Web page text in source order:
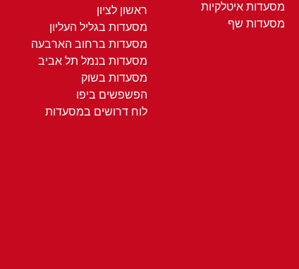
מסעדות איטלקיות
מסעדות שף
ראשון לציון
מסעדות בגליל העליון
מסעדות ברחוב הארבעה
מסעדות בנמל תל אביב
מסעדות בשוק
הפשפשים ביפו
לוח דרושים במסעדות